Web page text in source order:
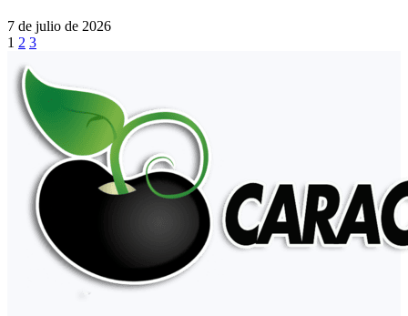
7 de julio de 2026
1 2 3